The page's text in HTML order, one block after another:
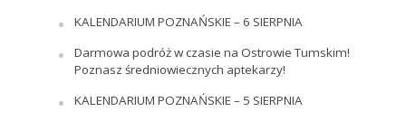
KALENDARIUM POZNAŃSKIE – 6 SIERPNIA
Darmowa podróż w czasie na Ostrowie Tumskim!
Poznasz średniowiecznych aptekarzy!
KALENDARIUM POZNAŃSKIE – 5 SIERPNIA